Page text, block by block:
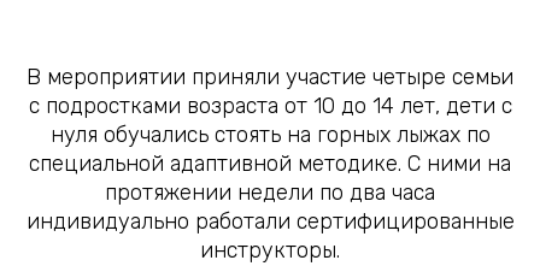
В мероприятии приняли участие четыре семьи
с подростками возраста от 10 до 14 лет, дети с
нуля обучались стоять на горных лыжах по
специальной адаптивной методике. С ними на
протяжении недели по два часа
индивидуально работали сертифицированные
инструкторы.